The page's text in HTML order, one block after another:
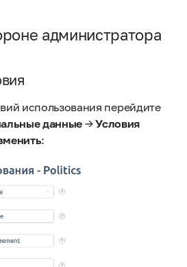
администратора
использования перейдите
данные →Условия
: